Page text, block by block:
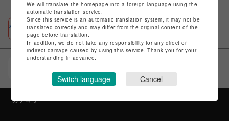
ポケパル払い
初回登録＆お買物で最大1,500円分のPARCOポイント進呈
コイン＆クーポンでPARCOでのお買い物がオトクに
カテゴリー
We will translate the homepage into a foreign language using the
automatic translation service.
Since this service is an automatic translation system, it may not be
translated correctly and may differ from the original content of the
page before translation.
In addition, we do not take any responsibility for any direct or
indirect damage caused by using this service. Thank you for your
understanding in advance.
Switch language Cancel